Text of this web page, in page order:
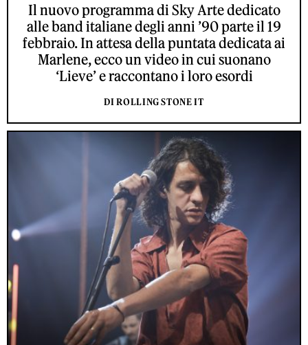
Il nuovo programma di Sky Arte dedicato
alle band italiane degli anni ’90 parte il 19
febbraio. In attesa della puntata dedicata ai
Marlene, ecco un video in cui suonano
‘Lieve’ e raccontano i loro esordi
DI ROLLING STONE IT